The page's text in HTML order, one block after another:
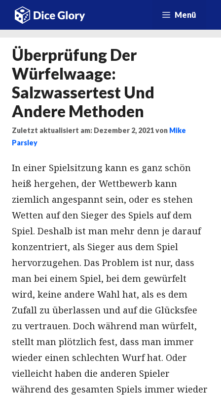
Zum
Inhalt
Menü
Überprüfung Der
Würfelwaage:
Salzwassertest Und
Andere Methoden
Zuletzt aktualisiert am: Dezember 2, 2021von Mike
Parsley
In einer Spielsitzung kann es ganz schön
heiß hergehen, der Wettbewerb kann
ziemlich angespannt sein, oder es stehen
Wetten auf den Sieger des Spiels auf dem
Spiel. Deshalb ist man mehr denn je darauf
konzentriert, als Sieger aus dem Spiel
hervorzugehen. Das Problem ist nur, dass
man bei einem Spiel, bei dem gewürfelt
wird, keine andere Wahl hat, als es dem
Zufall zu überlassen und auf die Glücksfee
zu vertrauen. Doch während man würfelt,
stellt man plötzlich fest, dass man immer
wieder einen schlechten Wurf hat. Oder
vielleicht haben die anderen Spieler
während des gesamten Spiels immer wieder